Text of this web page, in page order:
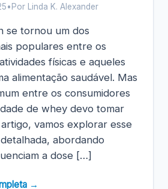
•Por Linda K. Alexander
se tornou um dos
populares entre os
físicas e aqueles
alimentação saudável. Mas
entre os consumidores
de whey devo tomar
vamos explorar esse
abordando
a dose […]
→